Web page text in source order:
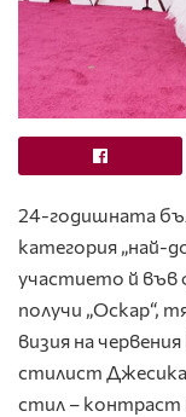
24-годишната
категория „най-
участието й във
получи „Оскар“,
визия на
стилист
стил – контраст